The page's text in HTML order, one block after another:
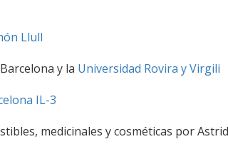
Llull
y la Universidad Rovira y Virgili
IL-3
medicinales y cosméticas por